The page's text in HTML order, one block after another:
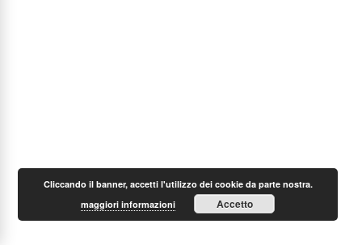
Cliccando il banner, accetti l'utilizzo dei cookie da parte nostra.
maggiori informazioni
Accetto